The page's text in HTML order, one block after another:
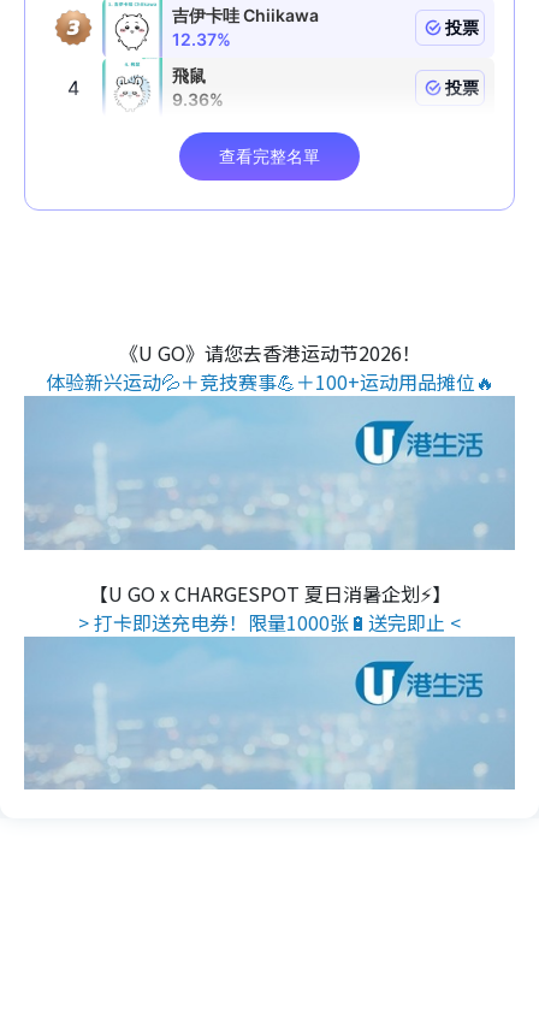
《U GO》请您去香港运动节2026！
体验新兴运动💦＋竞技赛事💪＋100+运动用品摊位🔥
【U GO x CHARGESPOT 夏日消暑企划⚡】
> 打卡即送充电券！限量1000张🔋送完即止 <